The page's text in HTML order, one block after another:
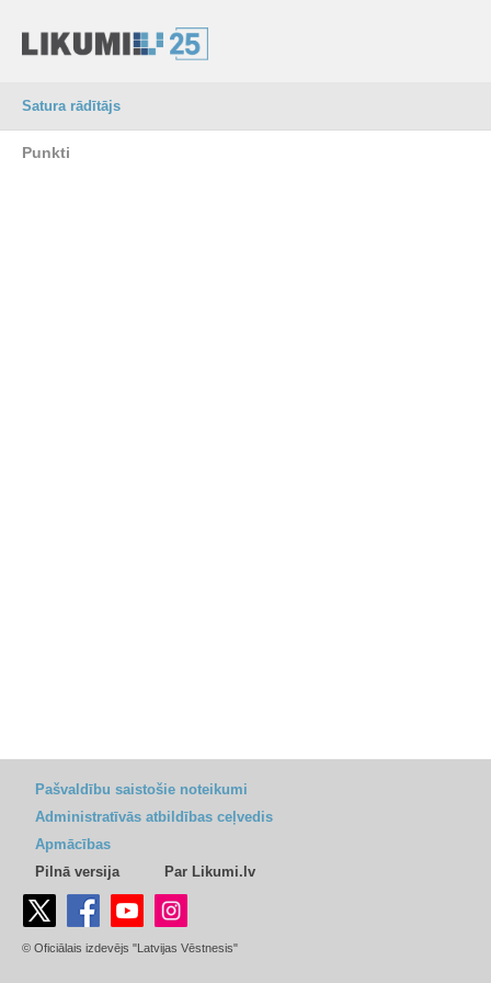
Satura rādītājs
Punkti
Pašvaldību saistošie noteikumi
Administratīvās atbildības ceļvedis
Apmācības
Pilnā versija
Par Likumi.lv
© Oficiālais izdevējs "Latvijas Vēstnesis"